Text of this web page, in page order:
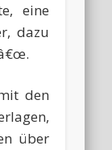
eine
dazu
den
über